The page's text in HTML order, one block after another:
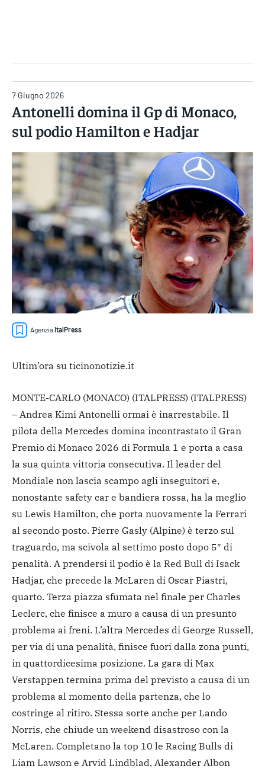
7 Giugno 2026
Antonelli domina il Gp di Monaco,
sul podio Hamilton e Hadjar
AgenziaItalPress
Ultim’ora su ticinonotizie.it
MONTE-CARLO (MONACO) (ITALPRESS) (ITALPRESS)
– Andrea Kimi Antonelli ormai è inarrestabile. Il
pilota della Mercedes domina incontrastato il Gran
Premio di Monaco 2026 di Formula 1 e porta a casa
la sua quinta vittoria consecutiva. Il leader del
Mondiale non lascia scampo agli inseguitori e,
nonostante safety car e bandiera rossa, ha la meglio
su Lewis Hamilton, che porta nuovamente la Ferrari
al secondo posto. Pierre Gasly (Alpine) è terzo sul
traguardo, ma scivola al settimo posto dopo 5″ di
penalità. A prendersi il podio è la Red Bull di Isack
Hadjar, che precede la McLaren di Oscar Piastri,
quarto. Terza piazza sfumata nel finale per Charles
Leclerc, che finisce a muro a causa di un presunto
problema ai freni. L’altra Mercedes di George Russell,
per via di una penalità, finisce fuori dalla zona punti,
in quattordicesima posizione. La gara di Max
Verstappen termina prima del previsto a causa di un
problema al momento della partenza, che lo
costringe al ritiro. Stessa sorte anche per Lando
Norris, che chiude un weekend disastroso con la
McLaren. Completano la top 10 le Racing Bulls di
Liam Lawson e Arvid Lindblad, Alexander Albon